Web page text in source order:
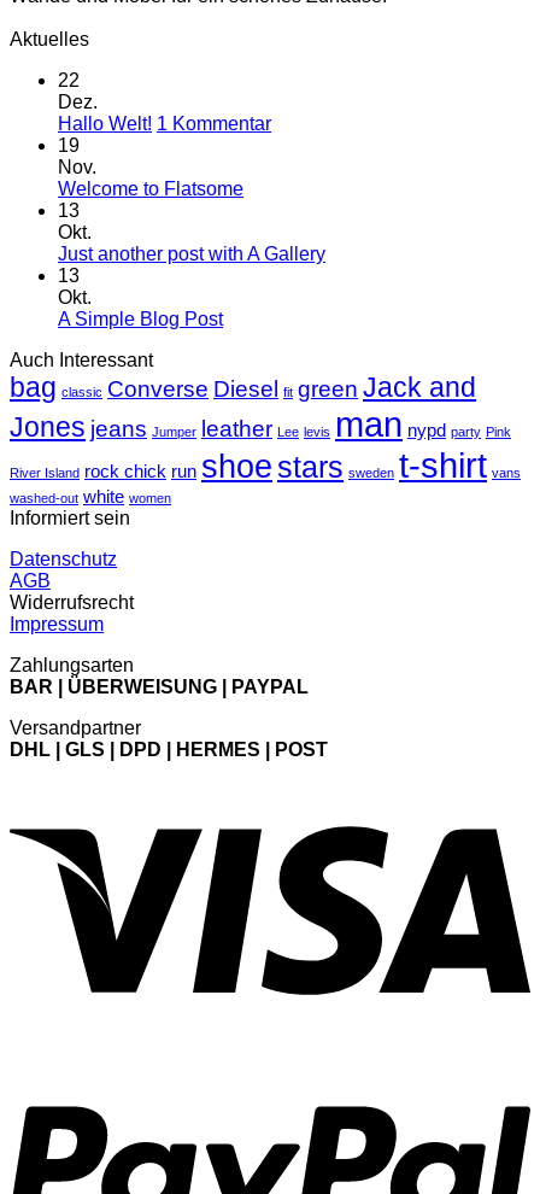
Aktuelles
22
Dez.
Hallo Welt! 1 Kommentarzu
19
Nov.
Welcome to FlatsomeKeine
Welcome
13
Okt.
Just another post with A GalleryKeine
with
A
Gallery
13
Okt.
A Simple Blog PostKeine
A
Simple
Blog
Auch Interessant
bag classic Converse Diesel fit green Jack and
Jones jeans Jumper leather Lee levis man nypd party Pink
River Island rock chick run shoe stars sweden t-shirt vans
washed-out white women
Informiert sein
Datenschutz
AGB
Widerrufsrecht
Impressum
Zahlungsarten
BAR | ÜBERWEISUNG | PAYPAL
Versandpartner
DHL | GLS | DPD | HERMES | POST